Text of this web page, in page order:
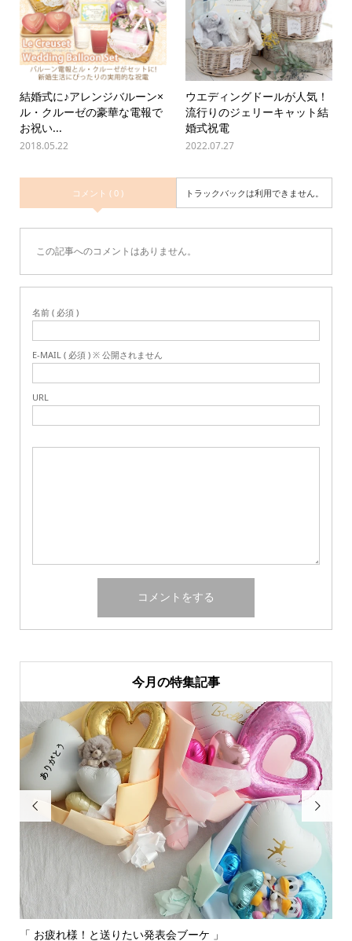
結婚式に♪アレンジバルーン×
ル・クルーゼの豪華な電報で
お祝い...
2018.05.22
ウエディングドールが人気！
流行りのジェリーキャット結
婚式祝電
2022.07.27
コメント ( 0 ) トラックバックは利用できません。
この記事へのコメントはありません。
名前 ( 必須 )
E-MAIL ( 必須 ) ※ 公開されません
URL
今月の特集記事

「 お疲れ様！と送りたい発表会ブーケ 」
